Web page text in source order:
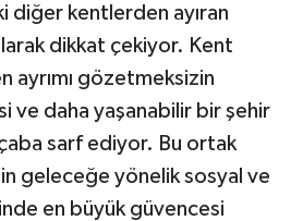
diğer kentlerden ayıran
dikkat çekiyor. Kent
ayrımı gözetmeksizin
ve daha yaşanabilir bir şehir
sarf ediyor. Bu ortak
geleceğe yönelik sosyal ve
en büyük güvencesi